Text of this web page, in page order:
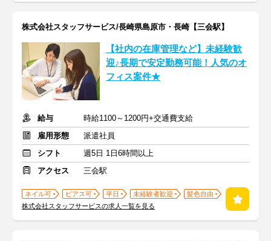
株式会社スタッフサービス/長崎県島原市・長崎【三会駅】
【社内の在庫管理など】未経験歓
迎♪長期で安定勤務可能！人気のオ
フィス案件★
給与
時給1100～1200円+交通費支給
雇用形態
派遣社員
シフト
週5日 1日6時間以上
アクセス
三会駅
ネイル可 ピアス可 平日 未経験者歓迎
髪色自由
株式会社スタッフサービスの求人一覧を見る